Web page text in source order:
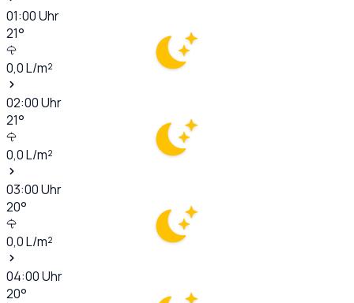
01:00Uhr
21°
0,0L/m²
02:00Uhr
21°
0,0L/m²
03:00Uhr
20°
0,0L/m²
04:00Uhr
20°